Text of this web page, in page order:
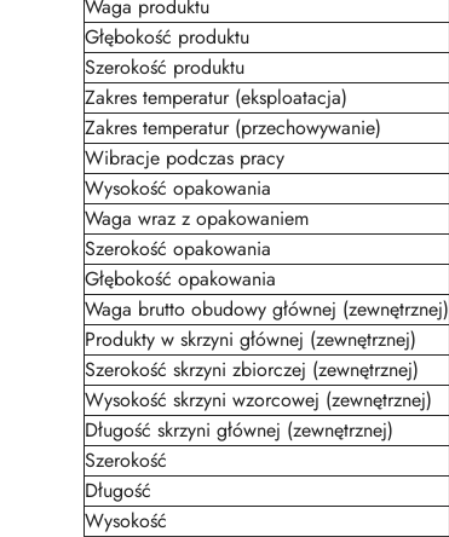
Waga produktu
Głębokość produktu
Szerokość produktu
Zakres temperatur (eksploatacja)
Zakres temperatur (przechowywanie)
Wibracje podczas pracy
Wysokość opakowania
Waga wraz z opakowaniem
Szerokość opakowania
Głębokość opakowania
Waga brutto obudowy głównej (zewnętrznej)
Produkty w skrzyni głównej (zewnętrznej)
Szerokość skrzyni zbiorczej (zewnętrznej)
Wysokość skrzyni wzorcowej (zewnętrznej)
Długość skrzyni głównej (zewnętrznej)
Szerokość
Długość
Wysokość